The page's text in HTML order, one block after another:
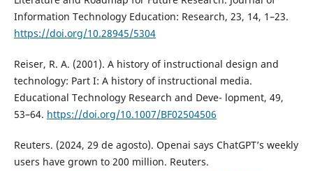
Information Technology Education: Research, 23, 14, 1–23.
https://doi.org/10.28945/5304
Reiser, R. A. (2001). A history of instructional design and
technology: Part I: A history of instructional media.
Educational Technology Research and Deve- lopment, 49,
53–64. https://doi.org/10.1007/BF02504506
Reuters. (2024, 29 de agosto). Openai says ChatGPT’s weekly
users have grown to 200 million. Reuters.